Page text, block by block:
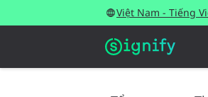
Việt Nam - Tiếng